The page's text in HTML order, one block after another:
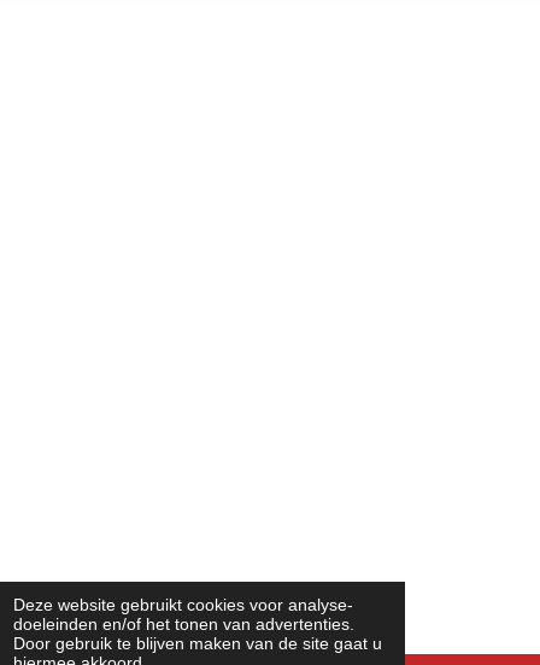
Deze website gebruikt cookies voor analyse-
doeleinden en/of het tonen van advertenties.
Door gebruik te blijven maken van de site gaat u